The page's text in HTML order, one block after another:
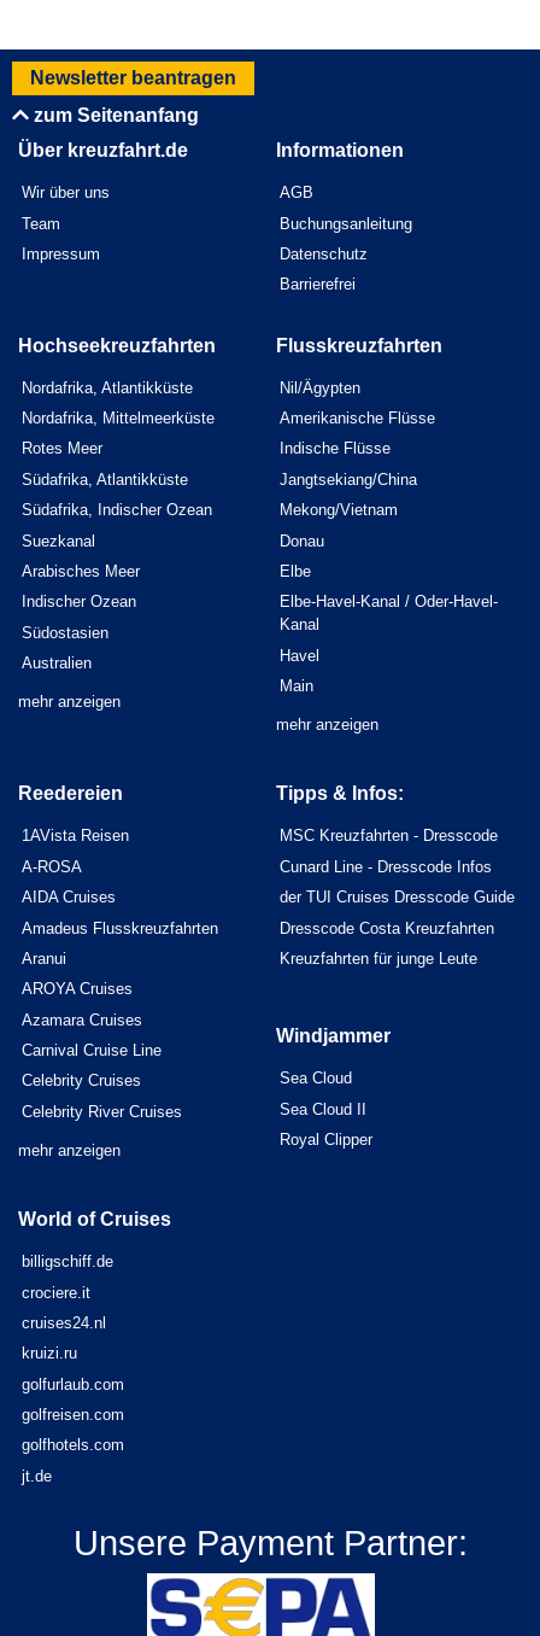
Newsletter beantragen
zum Seitenanfang
Über kreuzfahrt.de
Wir über uns
Team
Impressum
Informationen
AGB
Buchungsanleitung
Datenschutz
Barrierefrei
Hochseekreuzfahrten
Nordafrika, Atlantikküste
Nordafrika, Mittelmeerküste
Rotes Meer
Südafrika, Atlantikküste
Südafrika, Indischer Ozean
Suezkanal
Arabisches Meer
Indischer Ozean
Südostasien
Australien
mehr anzeigen
Flusskreuzfahrten
Nil/Ägypten
Amerikanische Flüsse
Indische Flüsse
Jangtsekiang/China
Mekong/Vietnam
Donau
Elbe
Elbe-Havel-Kanal / Oder-Havel-
Kanal
Havel
Main
mehr anzeigen
Reedereien
1AVista Reisen
A-ROSA
AIDA Cruises
Amadeus Flusskreuzfahrten
Aranui
AROYA Cruises
Azamara Cruises
Carnival Cruise Line
Celebrity Cruises
Celebrity River Cruises
mehr anzeigen
Tipps & Infos:
MSC Kreuzfahrten - Dresscode
Cunard Line - Dresscode Infos
der TUI Cruises Dresscode Guide
Dresscode Costa Kreuzfahrten
Kreuzfahrten für junge Leute
Windjammer
Sea Cloud
Sea Cloud II
Royal Clipper
World of Cruises
billigschiff.de
crociere.it
cruises24.nl
kruizi.ru
golfurlaub.com
golfreisen.com
golfhotels.com
jt.de
Unsere Payment Partner: